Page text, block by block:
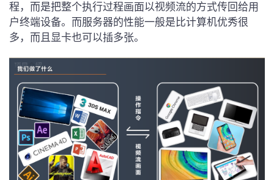
程，而是把整个执行过程画面以视频流的方式传回给用
户终端设备。而服务器的性能一般是比计算机优秀很
多，而且显卡也可以插多张。